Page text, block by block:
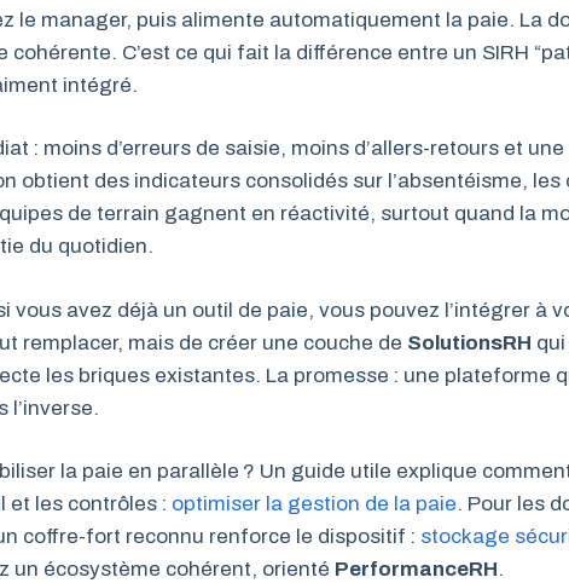
le manager, puis alimente automatiquement la paie. La
cohérente. C’est ce qui fait la différence entre un SIRH
intégré.
: moins d’erreurs de saisie, moins d’allers-retours et
obtient des indicateurs consolidés sur l’absentéisme, les
de terrain gagnent en réactivité, surtout quand la
du quotidien.
vous avez déjà un outil de paie, vous pouvez l’intégrer à
remplacer, mais de créer une couche de SolutionsRH
les briques existantes. La promesse : une plateforme
l’inverse.
la paie en parallèle ? Un guide utile explique
et les contrôles : optimiser la gestion de la paie. Pour les
coffre-fort reconnu renforce le dispositif : stockage
un écosystème cohérent, orienté PerformanceRH.